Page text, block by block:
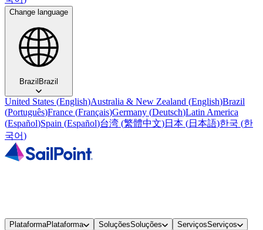
Change language
BrazilBrazil
United States (English)Australia & New Zealand (English)Brazil
(Português)France (Français)Germany (Deutsch)Latin America
(Español)Spain (Español)台湾 (繁體中文)日本 (日本語)한국 (한
국어)
PlataformaPlataforma SoluçõesSoluções ServiçosServiços